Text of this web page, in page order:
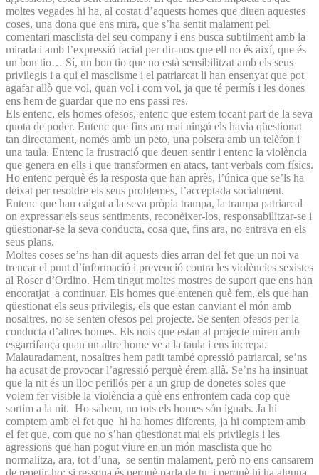
moltes vegades hi ha, al costat d’aquests homes que diuen aquestes
coses, una dona que ens mira, que s’ha sentit malament pel
comentari masclista del seu company i ens busca subtilment amb la
mirada i amb l’expressió facial per dir-nos que ell no és així, que és
un bon tio… Sí, un bon tio que no està sensibilitzat amb els seus
privilegis i a qui el masclisme i el patriarcat li han ensenyat que pot
agafar allò que vol, quan vol i com vol, ja que té permís i les dones
ens hem de guardar que no ens passi res.
Els entenc, els homes ofesos, entenc que estem tocant part de la seva
quota de poder. Entenc que fins ara mai ningú els havia qüestionat
tan directament, només amb un peto, una polsera amb un telèfon i
una taula. Entenc la frustració que deuen sentir i entenc la violència
que genera en ells i que transformen en atacs, tant verbals com físics.
Ho entenc perquè és la resposta que han après, l’única que se’ls ha
deixat per resoldre els seus problemes, l’acceptada socialment.
Entenc que han caigut a la seva pròpia trampa, la trampa patriarcal
on expressar els seus sentiments, reconèixer-los, responsabilitzar-se i
qüestionar-se la seva conducta, cosa que, fins ara, no entrava en els
seus plans.
Moltes coses se’ns han dit aquests dies arran del fet que un noi va
trencar el punt d’informació i prevenció contra les violències sexistes
al Roser d’Ordino. Hem tingut moltes mostres de suport que ens han
encoratjat a continuar. Els homes que entenen què fem, els que han
qüestionat els seus privilegis, els que estan canviant el món amb
nosaltres, no se senten ofesos pel projecte. Se senten ofesos per la
conducta d’altres homes. Els nois que estan al projecte miren amb
esgarrifança quan un altre home ve a la taula i ens increpa.
Malauradament, nosaltres hem patit també opressió patriarcal, se’ns
ha acusat de provocar l’agressió perquè érem allà. Se’ns ha insinuat
que la nit és un lloc perillós per a un grup de donetes soles que
volem fer visible la violència a què ens enfrontem cada cop que
sortim a la nit. Ho sabem, no tots els homes són iguals. Ja hi
comptem amb el fet que hi ha homes diferents, ja hi comptem amb
el fet que, com que no s’han qüestionat mai els privilegis i les
agressions que han pogut viure en un món masclista que ho
normalitza, ara, tot d’una, se sentin malament, però no ens cansarem
de repetir-ho: si ressona és perquè parla de tu, i perquè hi ha alguna